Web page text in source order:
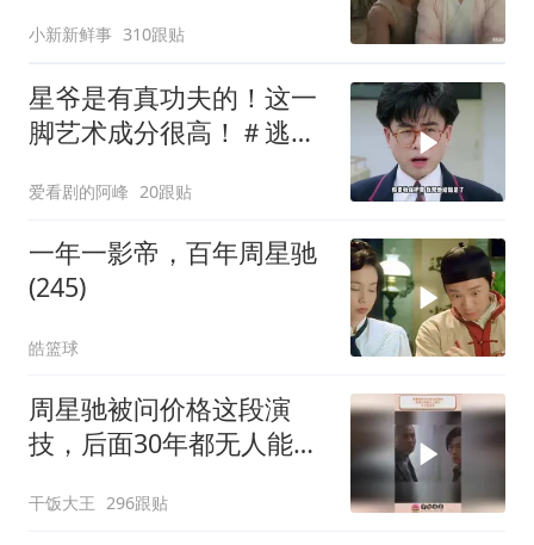
小新新鲜事 310跟贴
星爷是有真功夫的！这一
脚艺术成分很高！＃逃学
爱看剧的阿峰 20跟贴
一年一影帝，百年周星驰
(245)
皓篮球
周星驰被问价格这段演
技，后面30年都无人能
干饭大王 296跟贴